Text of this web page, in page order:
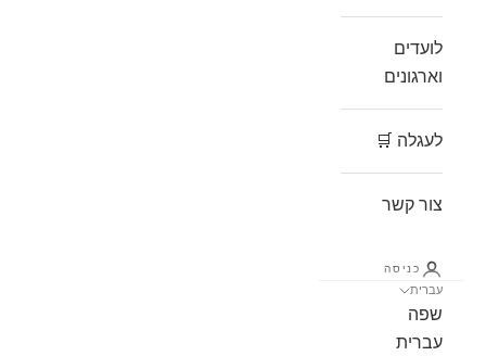
לועדים
וארגונים
לעגלה 🛒
צור קשר
כניסה
עברית
שפה
עברית